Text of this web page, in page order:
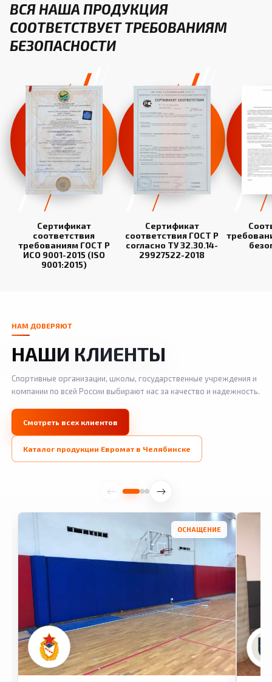
ВСЯ НАША ПРОДУКЦИЯ
СООТВЕТСТВУЕТ ТРЕБОВАНИЯМ
БЕЗОПАСНОСТИ
Сертификат
соответствия
требованиям ГОСТ Р
ИСО 9001-2015 (ISO
9001:2015)
Сертификат
соответствия ГОСТ Р
согласно ТУ 32.30.14-
29927522-2018
НАМ ДОВЕРЯЮТ
НАШИ КЛИЕНТЫ
Спортивные организации, школы, государственные учреждения и
компании по всей России выбирают нас за качество и надежность.
Смотреть всех клиентов
Каталог продукции Евромат в Челябинске
ОСНАЩЕНИЕ